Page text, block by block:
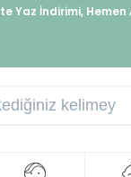
Yaz İndirimi, Hemen